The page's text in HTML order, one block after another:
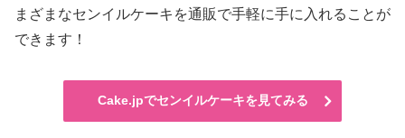
まざまなセンイルケーキを通販で手軽に手に入れることが
できます！
Cake.jpでセンイルケーキを見てみる